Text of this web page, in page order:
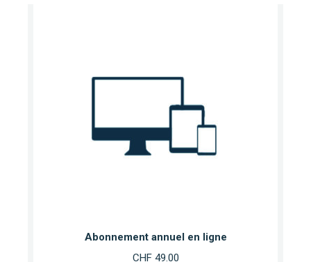
Abonnement annuel en ligne
CHF49.00